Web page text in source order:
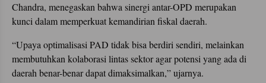
Chandra, menegaskan bahwa sinergi antar-OPD merupakan
kunci dalam memperkuat kemandirian fiskal daerah.
“Upaya optimalisasi PAD tidak bisa berdiri sendiri, melainkan
membutuhkan kolaborasi lintas sektor agar potensi yang ada di
daerah benar-benar dapat dimaksimalkan,” ujarnya.